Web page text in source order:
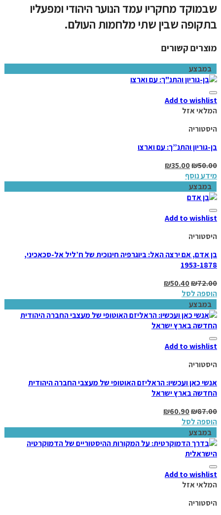
שבמוקד מחקריו עמד הנוער היהודי ומפעליו
בתקופה שבין שתי מלחמות העולם.
מוצרים קשורים
במבצע
Add to wishlist
המלאי אזל
היסטוריה
בן-גוריון והתנ”ך: עם וארצו
₪50.00
₪35.00
מידע נוסף
במבצע
Add to wishlist
היסטוריה
בן אדם, אם ירצה האל: ביוגרפיה חינוכית של ח’ליל אל-סכאכיני,
1953-1878
₪72.00
₪50.40
הוספה לסל
במבצע
Add to wishlist
היסטוריה
אנשי כאן ועכשיו: הראליזם האוטופי של מעצבי החברה היהודית
החדשה בארץ ישראל
₪87.00
₪60.90
הוספה לסל
במבצע
Add to wishlist
המלאי אזל
היסטוריה